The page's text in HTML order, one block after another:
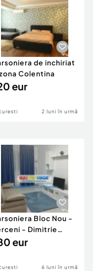
de inchiriat
Colentina
eur
2 luni în urmă
Bloc Nou -
- Dimitrie
eur
6 luni în urmă